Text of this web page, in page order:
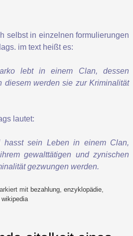
selbst in einzelnen formulierungen
im text heißt es:
lebt in einem Clan, dessen
diesem werden sie zur Kriminalität
lautet:
hasst sein Leben in einem Clan,
gewalttätigen und zynischen
gezwungen werden.
mit bezahlung, enzyklopädie,
wikipedia